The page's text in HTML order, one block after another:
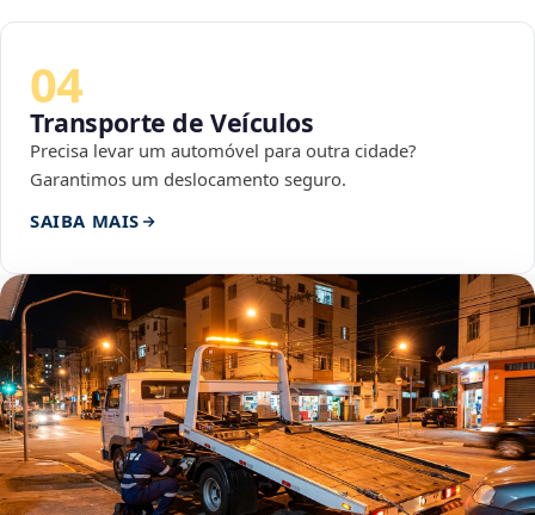
04
Transporte de Veículos
Precisa levar um automóvel para outra cidade?
Garantimos um deslocamento seguro.
SAIBA MAIS